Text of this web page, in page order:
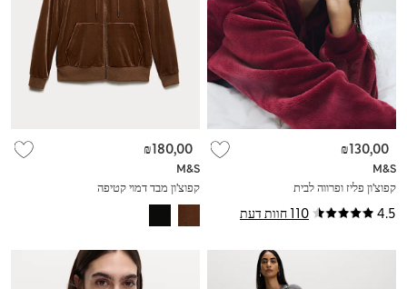
4.5 110 חוות דעת
M&S
קפוצ'ון פליז ופרווה לבית
₪130,00
M&S
קפוצ'ון מבד דמוי קטיפה
₪180,00